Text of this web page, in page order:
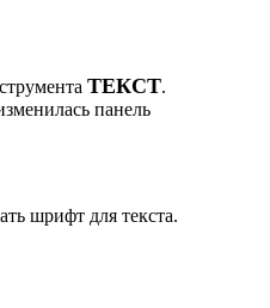
ТЕКСТ.
панель
шрифт для текста.